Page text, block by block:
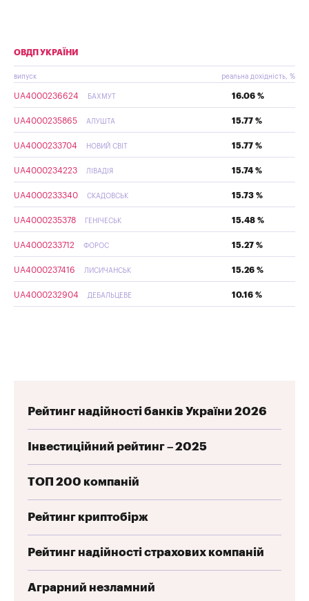
ОВДП УКРАЇНИ
випуск реальна дохідність, %
UA4000236624 БАХМУТ 16.06 %
UA4000235865 АЛУШТА 15.77 %
UA4000233704 НОВИЙ СВІТ 15.77 %
UA4000234223 ЛІВАДІЯ 15.74 %
UA4000233340 СКАДОВСЬК 15.73 %
UA4000235378 ГЕНІЧЕСЬК 15.48 %
UA4000233712 ФОРОС 15.27 %
UA4000237416 ЛИСИЧАНСЬК 15.26 %
UA4000232904 ДЕБАЛЬЦЕВЕ 10.16 %
Рейтинг надійності банків України 2026
Інвестиційний рейтинг – 2025
ТОП 200 компаній
Рейтинг криптобірж
Рейтинг надійності страхових компаній
Аграрний незламний